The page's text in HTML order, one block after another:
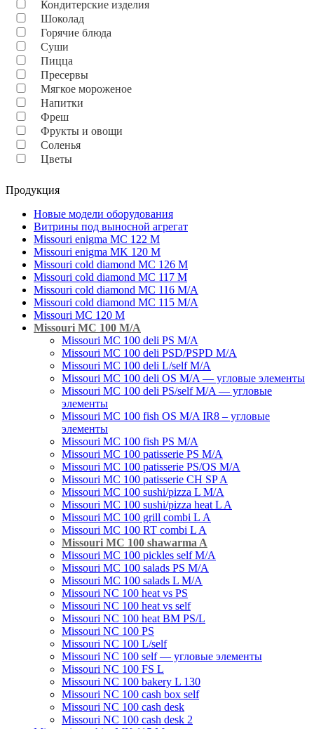
Кондитерские изделия
Шоколад
Горячие блюда
Суши
Пицца
Пресервы
Мягкое мороженое
Напитки
Фреш
Фрукты и овощи
Соленья
Цветы
Продукция
Новые модели оборудования
Витрины под выносной агрегат
Missouri enigma MC 122 M
Missouri enigma MK 120 M
Missouri cold diamond MC 126 M
Missouri cold diamond MC 117 M
Missouri cold diamond MC 116 M/A
Missouri cold diamond MC 115 M/A
Missouri MC 120 M
Missouri MC 100 M/A
Missouri MC 100 deli PS M/A
Missouri MC 100 deli PSD/PSPD M/A
Missouri MC 100 deli L/self M/A
Missouri MC 100 deli OS M/A — угловые элементы
Missouri MC 100 deli PS/self M/A — угловые
элементы
Missouri MC 100 fish OS M/A IR8 – угловые
элементы
Missouri MC 100 fish PS M/A
Missouri MC 100 patisserie PS M/A
Missouri MC 100 patisserie PS/OS M/A
Missouri MC 100 patisserie СН SP A
Missouri MC 100 sushi/pizza L M/A
Missouri MC 100 sushi/pizza heat L A
Missouri MC 100 grill combi L А
Missouri MC 100 RT combi L A
Missouri MC 100 shawarma A
Missouri MC 100 pickles self M/A
Missouri MC 100 salads PS M/A
Missouri MC 100 salads L M/A
Missouri NC 100 heat vs PS
Missouri NC 100 heat vs self
Missouri NC 100 heat BM PS/L
Missouri NC 100 PS
Missouri NC 100 L/self
Missouri NC 100 self — угловые элементы
Missouri NC 100 FS L
Missouri NC 100 bakery L 130
Missouri NC 100 cash box self
Мissouri NC 100 cash desk
Мissouri NC 100 cash desk 2